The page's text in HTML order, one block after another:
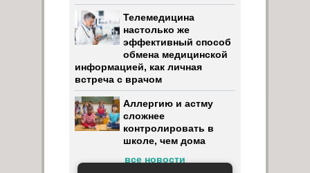
Телемедицина
настолько же
эффективный способ
обмена медицинской
информацией, как личная
встреча с врачом
Аллергию и астму
сложнее
контролировать в
школе, чем дома
все новости